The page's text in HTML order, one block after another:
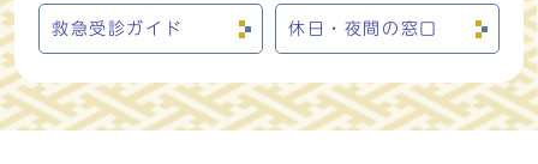
救急受診ガイド 休日・夜間の窓口